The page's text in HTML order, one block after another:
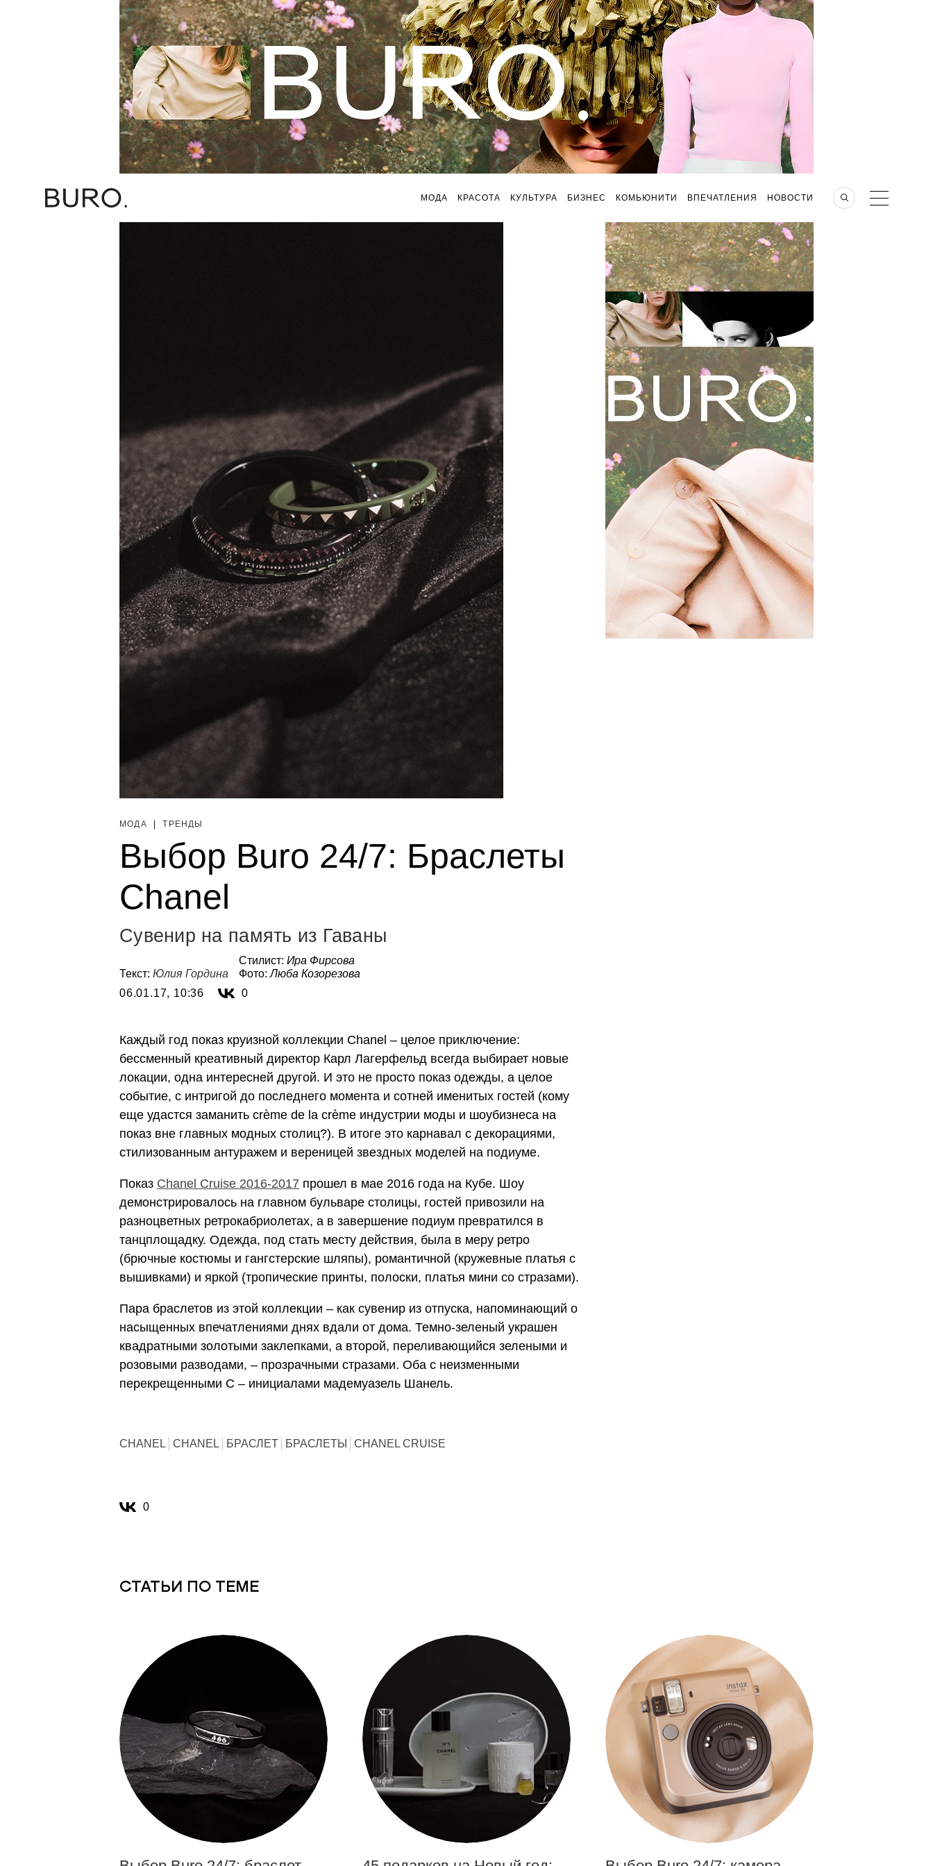
МОДА КРАСОТА КУЛЬТУРА БИЗНЕС КОМЬЮНИТИ ВПЕЧАТЛЕНИЯ НОВОСТИ
МОДА ТРЕНДЫ
Выбор Buro 24/7: Браслеты
Chanel
Сувенир на память из Гаваны
Текст: Юлия Гордина
Стилист: Ира Фирсова
Фото:Люба Козорезова
06.01.17, 10:36
0
Каждый год показ круизной коллекции Chanel – целое приключение:
бессменный креативный директор Карл Лагерфельд всегда выбирает новые
локации, одна интересней другой. И это не просто показ одежды, а целое
событие, с интригой до последнего момента и сотней именитых гостей (кому
еще удастся заманить crème de la crème индустрии моды и шоубизнеса на
показ вне главных модных столиц?). В итоге это карнавал с декорациями,
стилизованным антуражем и вереницей звездных моделей на подиуме.
Показ Chanel Cruise 2016-2017 прошел в мае 2016 года на Кубе. Шоу
демонстрировалось на главном бульваре столицы, гостей привозили на
разноцветных ретрокабриолетах, а в завершение подиум превратился в
танцплощадку. Одежда, под стать месту действия, была в меру ретро
(брючные костюмы и гангстерские шляпы), романтичной (кружевные платья с
вышивками) и яркой (тропические принты, полоски, платья мини со стразами).
Пара браслетов из этой коллекции – как сувенир из отпуска, напоминающий о
насыщенных впечатлениями днях вдали от дома. Темно-зеленый украшен
квадратными золотыми заклепками, а второй, переливающийся зелеными и
розовыми разводами, – прозрачными стразами. Оба с неизменными
перекрещенными C – инициалами мадемуазель Шанель.
CHANEL CHANEL БРАСЛЕТ БРАСЛЕТЫ CHANEL CRUISE
0
СТАТЬИ ПО ТЕМЕ